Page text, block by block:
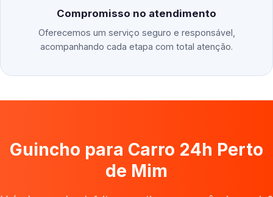
Compromisso no atendimento
Oferecemos um serviço seguro e responsável,
acompanhando cada etapa com total atenção.
Guincho para Carro 24h Perto
de Mim